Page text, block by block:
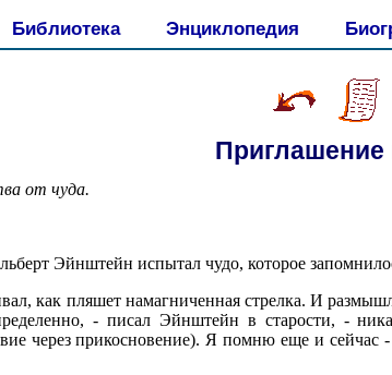
Библиотека Энциклопедия
Приглашение
от чуда.
Эйнштейн испытал чудо, которое
как пляшет намагниченная стрелка. И
- писал Эйнштейн в старости, -
через прикосновение). Я помню еще и